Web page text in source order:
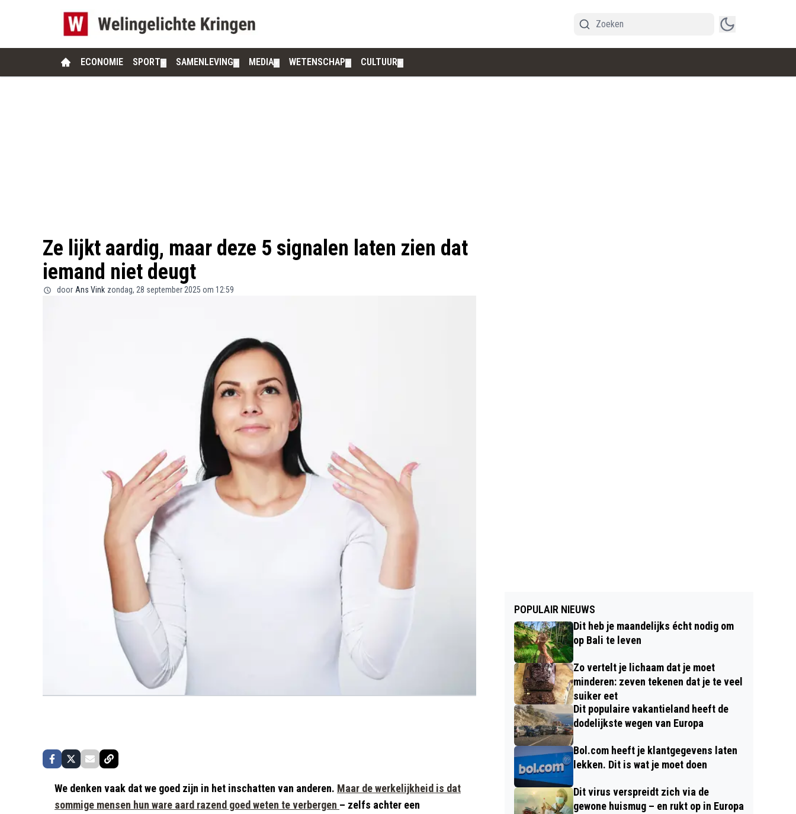
ECONOMIE SPORT SAMENLEVING MEDIA WETENSCHAP CULTUUR
Ze lijkt aardig, maar deze 5 signalen laten zien dat
iemand niet deugt
door Ans Vink zondag, 28 september 2025 om 12:59
We denken vaak dat we goed zijn in het inschatten van anderen. Maar de werkelijkheid is dat
sommige mensen hun ware aard razend goed weten te verbergen – zelfs achter een
POPULAIR NIEUWS
Dit heb je maandelijks écht nodig om
op Bali te leven
Zo vertelt je lichaam dat je moet
minderen: zeven tekenen dat je te veel
suiker eet
Dit populaire vakantieland heeft de
dodelijkste wegen van Europa
Bol.com heeft je klantgegevens laten
lekken. Dit is wat je moet doen
Dit virus verspreidt zich via de
gewone huismug – en rukt op in Europa